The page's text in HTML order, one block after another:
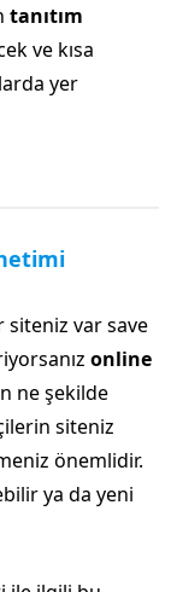
tanıtım
ve kısa
yer
var save
online
ne şekilde
siteniz
önemlidir.
ya da yeni